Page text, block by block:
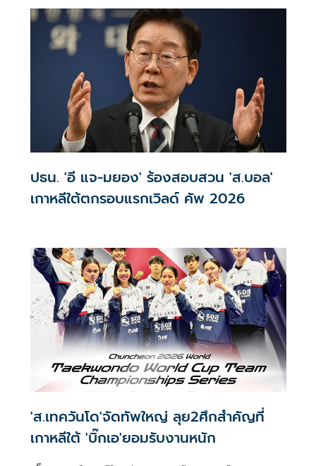
NOW) คว้าสิทธิ์ถ่ายทอดสดการแข่งขันฟุตบอลชิงแชมป์
อาเซียนอย่างเป็นทางการแต่เพียงผู้เดียวในประเทศไทย พร้อม
เปิดประสบการณ์การรับชมที่เหนือชั้นด้วยภาพและเสียงคมชัด
เต็มอิ่มไปกับบรรยากาศการแข่งขันที่แฟนบอลรอคอย
ปธน. 'อี แจ-มยอง' ร้องสอบสวน 'ส.บอล'
เกาหลีใต้ตกรอบแรกเวิลด์ คัพ 2026
'ส.เทควันโด'จัดทัพใหญ่ ลุย2ศึกสำคัญที่
เกาหลีใต้ 'บิ๊กเอ'ยอมรับงานหนัก